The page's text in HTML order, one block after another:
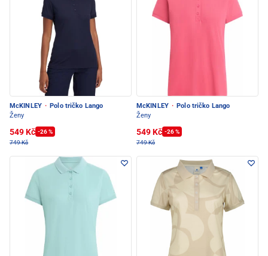
McKINLEY · Polo tričko Lango
Ženy
549 Kč -26 %
749 Kč
McKINLEY · Polo tričko Lango
Ženy
549 Kč -26 %
749 Kč